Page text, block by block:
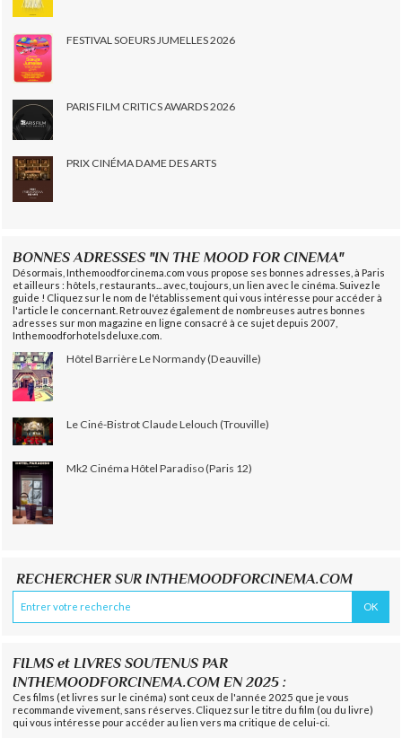
FESTIVAL SOEURS JUMELLES 2026
PARIS FILM CRITICS AWARDS 2026
PRIX CINÉMA DAME DES ARTS
BONNES ADRESSES "IN THE MOOD FOR CINEMA"
Désormais, Inthemoodforcinema.com vous propose ses bonnes adresses, à Paris
et ailleurs : hôtels, restaurants... avec, toujours, un lien avec le cinéma. Suivez le
guide ! Cliquez sur le nom de l'établissement qui vous intéresse pour accéder à
l'article le concernant. Retrouvez également de nombreuses autres bonnes
adresses sur mon magazine en ligne consacré à ce sujet depuis 2007,
Inthemoodforhotelsdeluxe.com.
Hôtel Barrière Le Normandy (Deauville)
Le Ciné-Bistrot Claude Lelouch (Trouville)
Mk2 Cinéma Hôtel Paradiso (Paris 12)
RECHERCHER SUR INTHEMOODFORCINEMA.COM
FILMS et LIVRES SOUTENUS PAR
INTHEMOODFORCINEMA.COM EN 2025 :
Ces films (et livres sur le cinéma) sont ceux de l'année 2025 que je vous
recommande vivement, sans réserves. Cliquez sur le titre du film (ou du livre)
qui vous intéresse pour accéder au lien vers ma critique de celui-ci.